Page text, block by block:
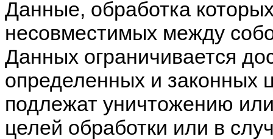
Данные, обработка
несовместимых между
Данных ограничивается
определенных и
подлежат уничтожению
целей обработки или в